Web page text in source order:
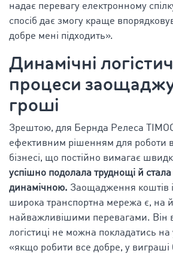
надає перевагу електронному
спосіб дає змогу краще
добре мені підходить».
Динамічні
процеси
гроші
Зрештою, для Бернда Релеса
ефективним рішенням для роботи
бізнесі, що постійно вимагає
успішно подолала труднощі й
динамічною. Заощадження коштів
широка транспортна мережа є, на
найважливішими перевагами. Він
логістиці не можна покладатись
«якщо робити все добре, у виграші